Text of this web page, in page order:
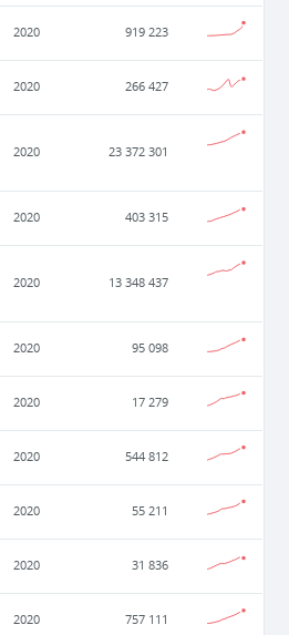
2020 919 223
2020 266 427
2020 23 372 301
2020 403 315
2020 13 348 437
2020 95 098
2020 17 279
2020 544 812
2020 55 211
2020 31 836
2020 757 111